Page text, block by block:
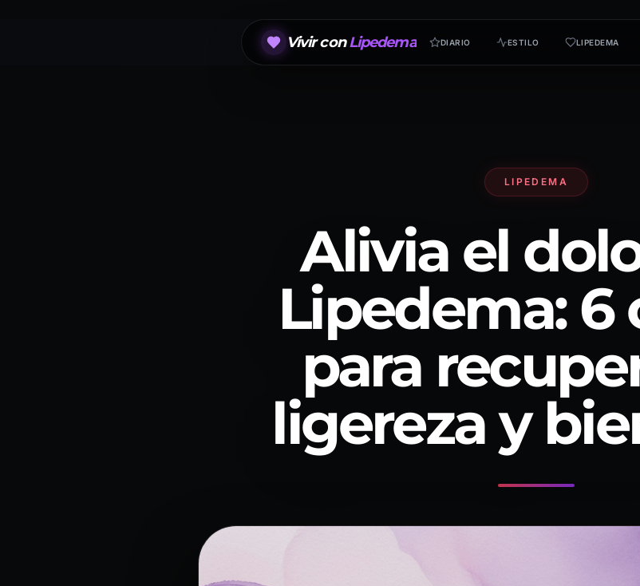
Vivir conLipedema DIARIO ESTILO LIPEDEMA
LIPEDEMA
Alivia el
Lipedema: 6
para
ligereza y